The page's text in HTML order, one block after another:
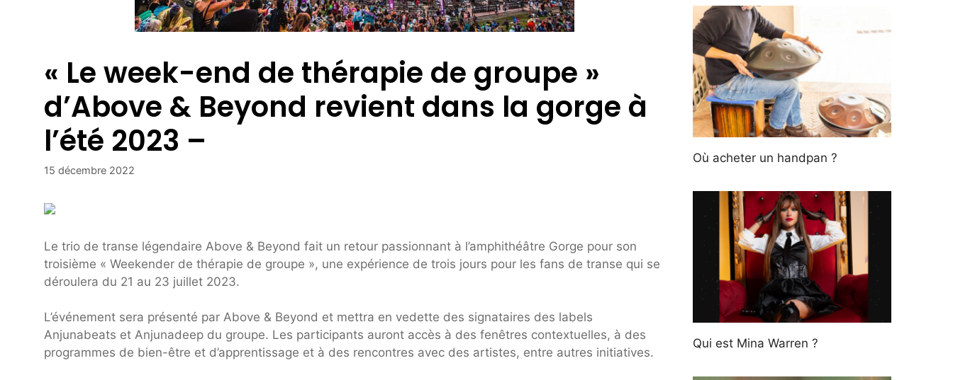
« Le week-end de thérapie de groupe »
d’Above & Beyond revient dans la gorge à
l’été 2023 –
15 décembre 2022
Le trio de transe légendaire Above & Beyond fait un retour passionnant à l’amphithéâtre Gorge pour son
troisième « Weekender de thérapie de groupe », une expérience de trois jours pour les fans de transe qui se
déroulera du 21 au 23 juillet 2023.
L’événement sera présenté par Above & Beyond et mettra en vedette des signataires des labels
Anjunabeats et Anjunadeep du groupe. Les participants auront accès à des fenêtres contextuelles, à des
programmes de bien-être et d’apprentissage et à des rencontres avec des artistes, entre autres initiatives.
Où acheter un handpan ?
Qui est Mina Warren ?